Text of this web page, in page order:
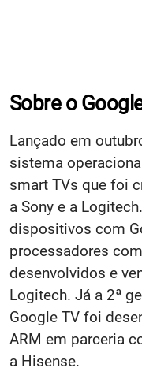
Sobre o
Lançado em
sistema
smart TVs que foi
a Sony e a
dispositivos com
processadores
desenvolvidos e
Logitech. Já a 2ª
Google TV foi
ARM em parceria
a Hisense.